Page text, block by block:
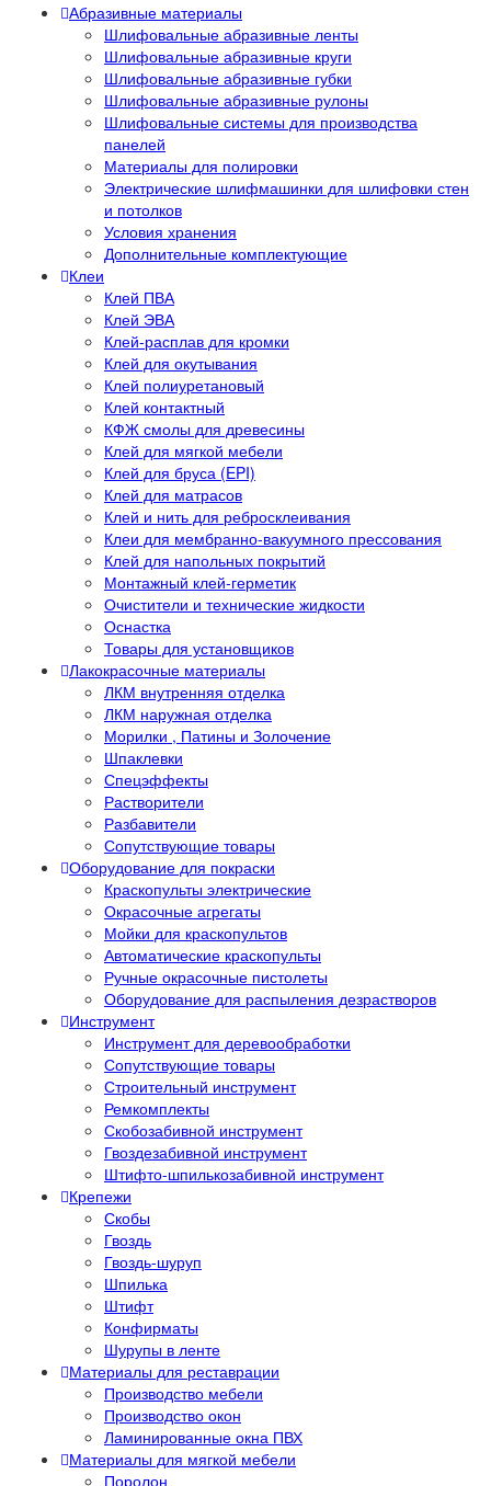
Абразивные материалы
Шлифовальные абразивные ленты
Шлифовальные абразивные круги
Шлифовальные абразивные губки
Шлифовальные абразивные рулоны
Шлифовальные системы для производства
панелей
Материалы для полировки
Электрические шлифмашинки для шлифовки стен
и потолков
Условия хранения
Дополнительные комплектующие
Клеи
Клей ПВА
Клей ЭВА
Клей-расплав для кромки
Клей для окутывания
Клей полиуретановый
Клей контактный
КФЖ смолы для древесины
Клей для мягкой мебели
Клей для бруса (EPI)
Клей для матрасов
Клей и нить для ребросклеивания
Клеи для мембранно-вакуумного прессования
Клей для напольных покрытий
Монтажный клей-герметик
Очистители и технические жидкости
Оснастка
Товары для установщиков
Лакокрасочные материалы
ЛКМ внутренняя отделка
ЛКМ наружная отделка
Морилки , Патины и Золочение
Шпаклевки
Спецэффекты
Растворители
Разбавители
Сопутствующие товары
Оборудование для покраски
Краскопульты электрические
Окрасочные агрегаты
Мойки для краскопультов
Автоматические краскопульты
Ручные окрасочные пистолеты
Оборудование для распыления дезрастворов
Инструмент
Инструмент для деревообработки
Сопутствующие товары
Строительный инструмент
Ремкомплекты
Скобозабивной инструмент
Гвоздезабивной инструмент
Штифто-шпилькозабивной инструмент
Крепежи
Скобы
Гвоздь
Гвоздь-шуруп
Шпилька
Штифт
Конфирматы
Шурупы в ленте
Материалы для реставрации
Производство мебели
Производство окон
Ламинированные окна ПВХ
Материалы для мягкой мебели
Поролон